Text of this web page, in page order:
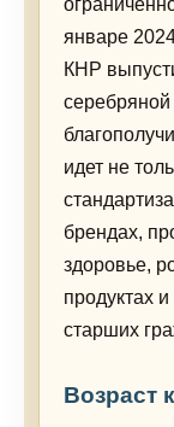
январе
КНР
идет не
брендах,
здоровье,
продуктах
старших
Возраст